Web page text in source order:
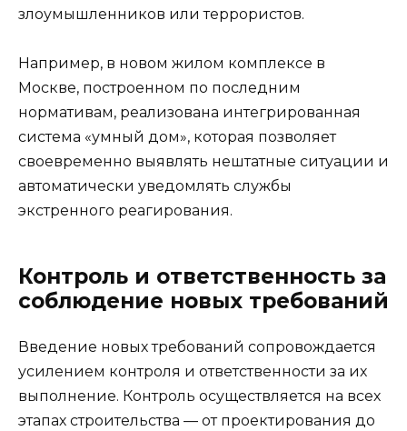
злоумышленников или террористов.
Например, в новом жилом комплексе в
Москве, построенном по последним
нормативам, реализована интегрированная
система «умный дом», которая позволяет
своевременно выявлять нештатные ситуации и
автоматически уведомлять службы
экстренного реагирования.
Контроль и ответственность за
соблюдение новых требований
Введение новых требований сопровождается
усилением контроля и ответственности за их
выполнение. Контроль осуществляется на всех
этапах строительства — от проектирования до